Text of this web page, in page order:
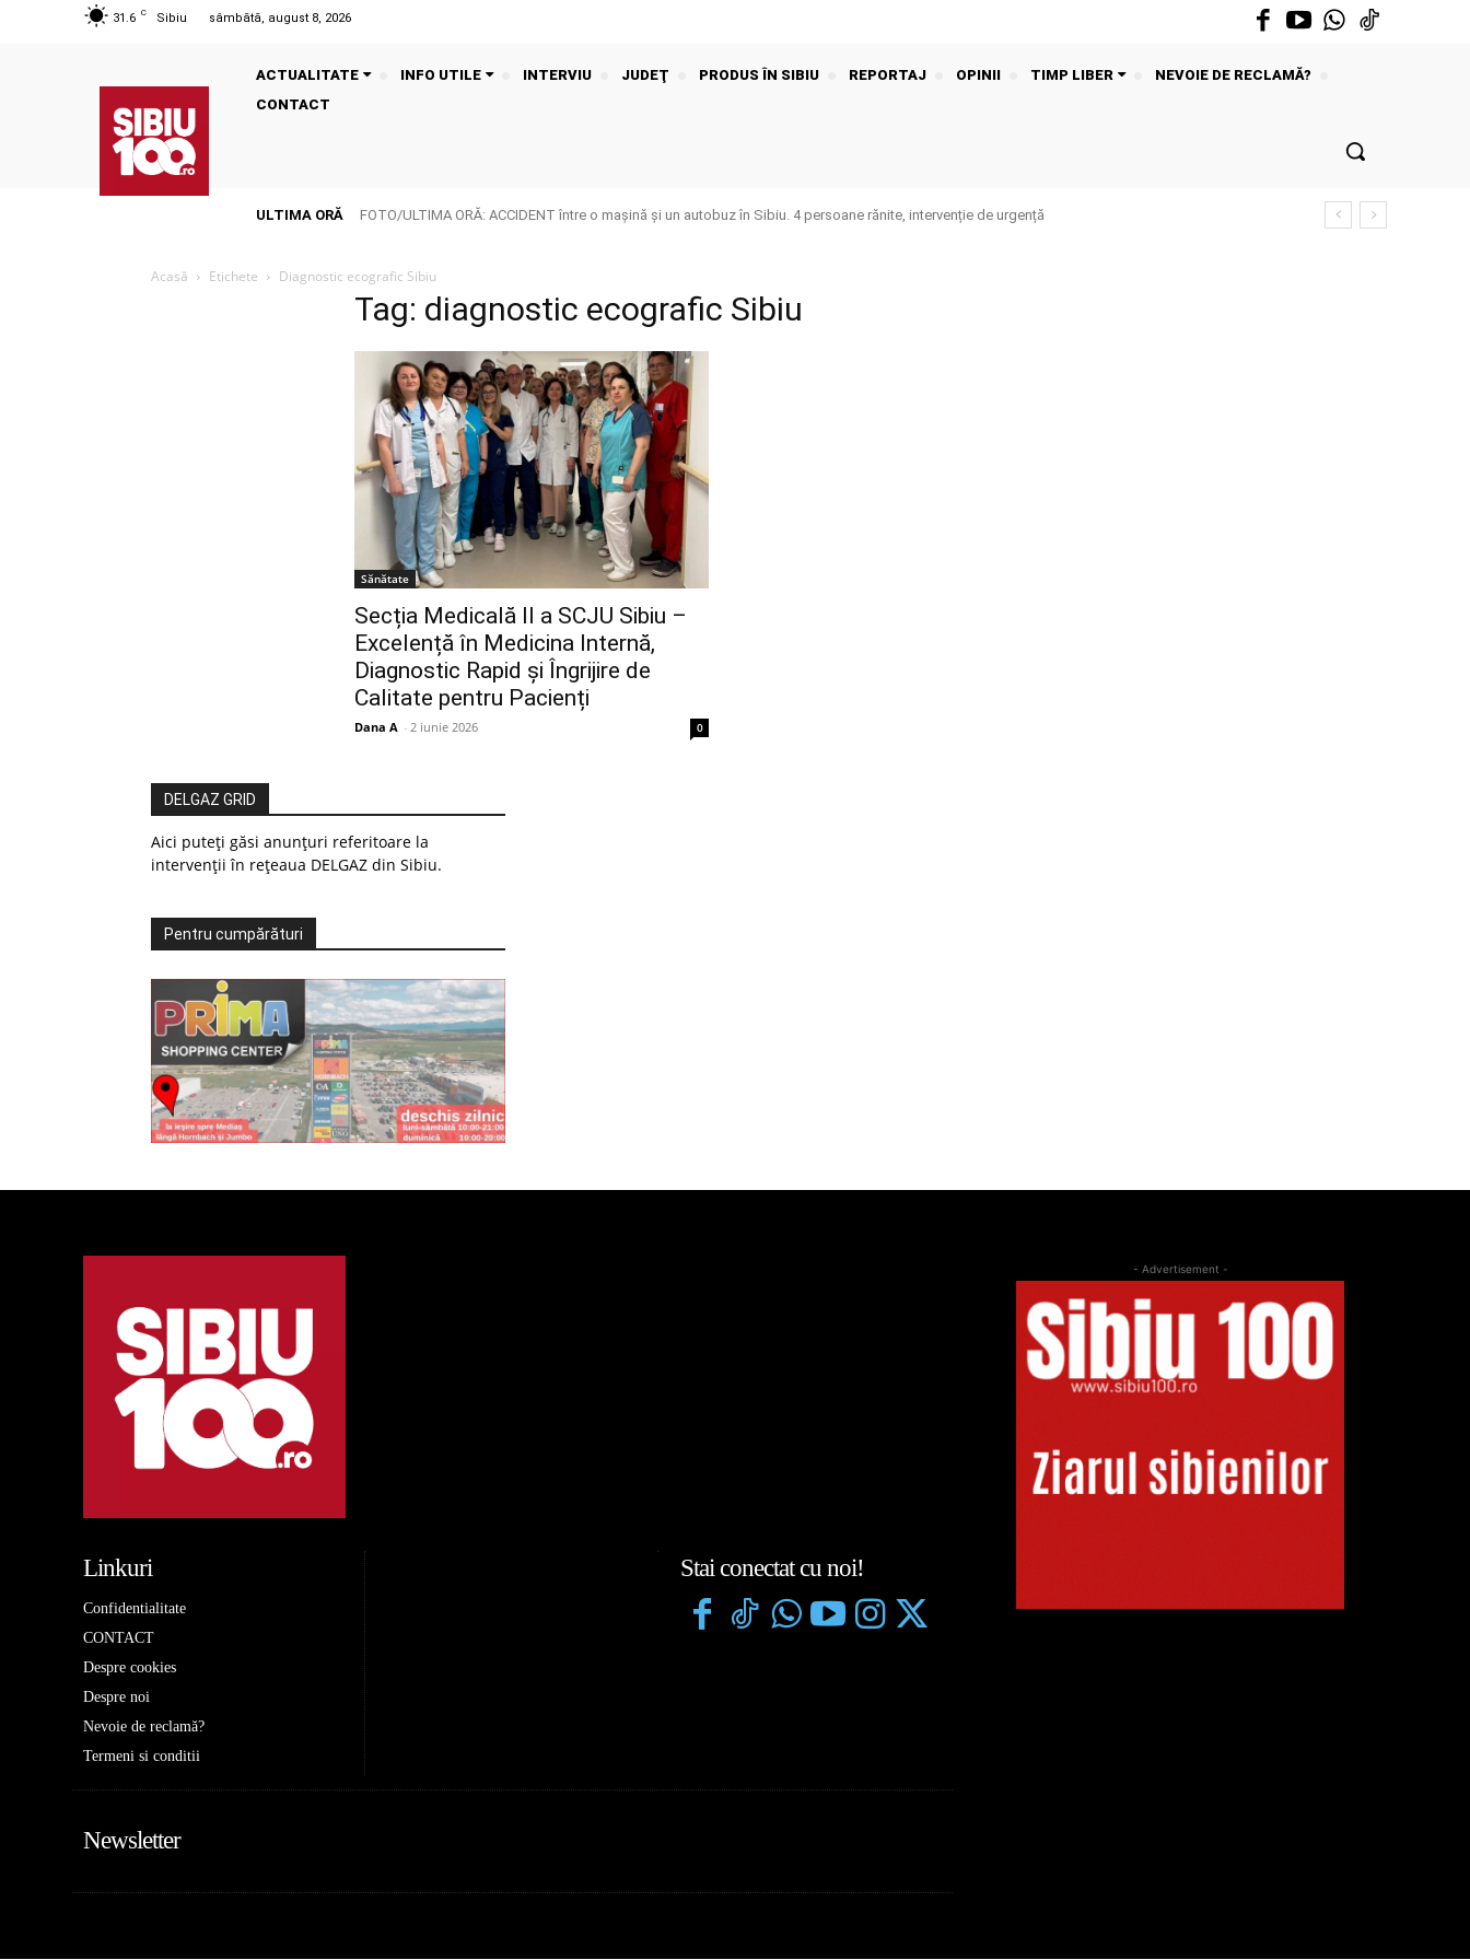
31.6 C Sibiu sâmbătă, august 8, 2026
ACTUALITATE INFO UTILE INTERVIU JUDEŢ PRODUS ÎN SIBIU REPORTAJ OPINII TIMP LIBER
NEVOIE DE RECLAMĂ?
CONTACT
ULTIMA ORĂ FOTO/ULTIMA ORĂ: ACCIDENT între o mașină și un autobuz în Sibiu. 4 persoane rănite, intervenție de urgență
Acasă Etichete Diagnostic ecografic Sibiu
Tag: diagnostic ecografic Sibiu
Sănătate
Secția Medicală II a SCJU Sibiu –
Excelență în Medicina Internă,
Diagnostic Rapid și Îngrijire de
Calitate pentru Pacienți
Dana A - 2 iunie 2026 0
DELGAZ GRID
Aici puteți găsi anunțuri referitoare la
intervenții în rețeaua DELGAZ din Sibiu.
Pentru cumpărături
Linkuri
Confidentialitate
CONTACT
Despre cookies
Despre noi
Nevoie de reclamă?
Termeni si conditii
Stai conectat cu noi!
Newsletter
- Advertisement -